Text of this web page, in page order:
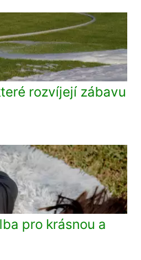
rozvíjejí zábavu
pro krásnou a